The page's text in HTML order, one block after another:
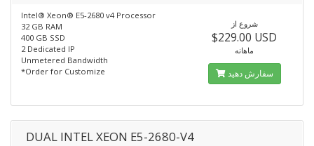
Intel® Xeon® E5-2680 v4 Processor
32 GB RAM
400 GB SSD
2 Dedicated IP
Unmetered Bandwidth
*Order for Customize
شروع از
$229.00 USD
ماهانه
سفارش دهید
DUAL INTEL XEON E5-2680-V4